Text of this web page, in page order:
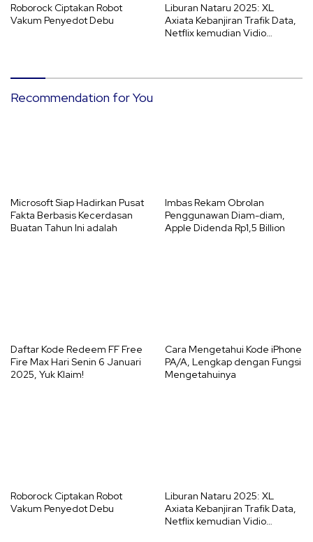
Roborock Ciptakan Robot
Vakum Penyedot Debu
Liburan Nataru 2025: XL
Axiata Kebanjiran Trafik Data,
Netflix kemudian Vidio
Recommendation for You
Microsoft Siap Hadirkan Pusat
Fakta Berbasis Kecerdasan
Buatan Tahun Ini adalah
Imbas Rekam Obrolan
Penggunawan Diam-diam,
Apple Didenda Rp1,5 Billion
Daftar Kode Redeem FF Free
Fire Max Hari Senin 6 Januari
2025, Yuk Klaim!
Cara Mengetahui Kode iPhone
PA/A, Lengkap dengan Fungsi
Mengetahuinya
Roborock Ciptakan Robot
Vakum Penyedot Debu
Liburan Nataru 2025: XL
Axiata Kebanjiran Trafik Data,
Netflix kemudian Vidio